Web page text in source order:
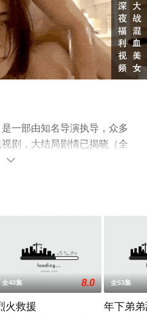
一部由知名导演执导，众多
剧，大结局剧情已揭晓（全
删减完整版电视剧全集就来

全40集 8.0
火救援
全53集
年下弟